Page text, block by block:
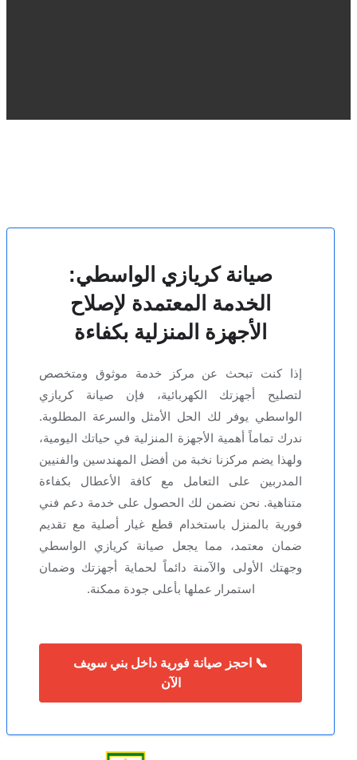
صيانة كريازي الواسطي:
الخدمة المعتمدة لإصلاح
الأجهزة المنزلية بكفاءة
إذا كنت تبحث عن مركز خدمة موثوق ومتخصص
لتصليح أجهزتك الكهربائية، فإن صيانة كريازي
الواسطي يوفر لك الحل الأمثل والسرعة المطلوبة.
ندرك تماماً أهمية الأجهزة المنزلية في حياتك اليومية،
ولهذا يضم مركزنا نخبة من أفضل المهندسين والفنيين
المدربين على التعامل مع كافة الأعطال بكفاءة
متناهية. نحن نضمن لك الحصول على خدمة دعم فني
فورية بالمنزل باستخدام قطع غيار أصلية مع تقديم
ضمان معتمد، مما يجعل صيانة كريازي الواسطي
وجهتك الأولى والآمنة دائماً لحماية أجهزتك وضمان
استمرار عملها بأعلى جودة ممكنة.
📞 احجز صيانة فورية داخل بني سويف
الآن